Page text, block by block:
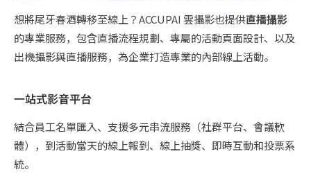
想將尾牙春酒轉移至線上？ACCUPAI 雲攝影也提供直播攝影
的專業服務，包含直播流程規劃、專屬的活動頁面設計、以及
出機攝影與直播服務，為企業打造專業的內部線上活動。
一站式影音平台
結合員工名單匯入、支援多元串流服務（社群平台、會議軟
體），到活動當天的線上報到、線上抽獎、即時互動和投票系
統。